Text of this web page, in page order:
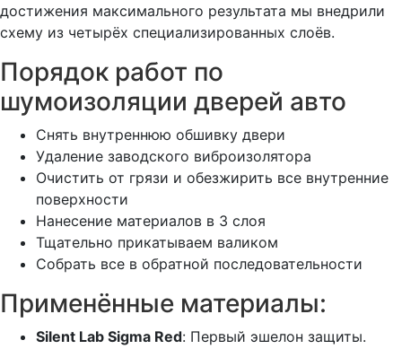
достижения максимального результата мы внедрили
схему из четырёх специализированных слоёв.
Порядок работ по
шумоизоляции дверей авто
Снять внутреннюю обшивку двери
Удаление заводского виброизолятора
Очистить от грязи и обезжирить все внутренние
поверхности
Нанесение материалов в 3 слоя
Тщательно прикатываем валиком
Собрать все в обратной последовательности
Применённые материалы:
Silent Lab Sigma Red: Первый эшелон защиты.